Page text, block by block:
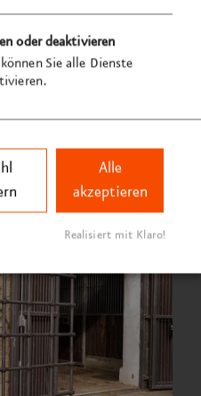
oder deaktivieren
Sie alle Dienste
Alle
akzeptieren
Realisiert mit Klaro!